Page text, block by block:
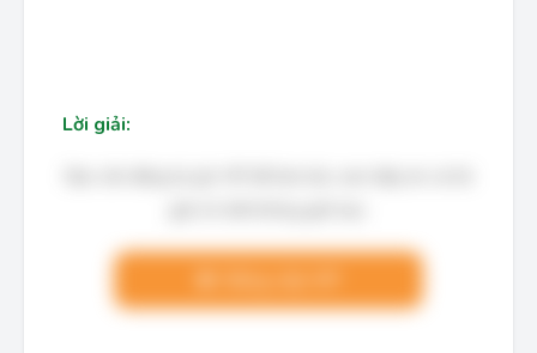
Lời giải: